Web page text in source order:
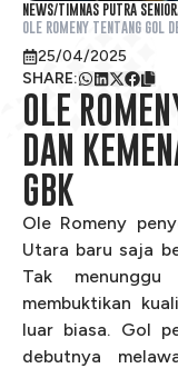
NEWS/TIMNAS PUTRA SENIOR
OLE ROMENY TENTANG GOL
25/04/2025
SHARE:
OLE
DAN
GBK
Ole Romeny
Utara baru saja
Tak
membuktikan
luar biasa. Gol
debutnya